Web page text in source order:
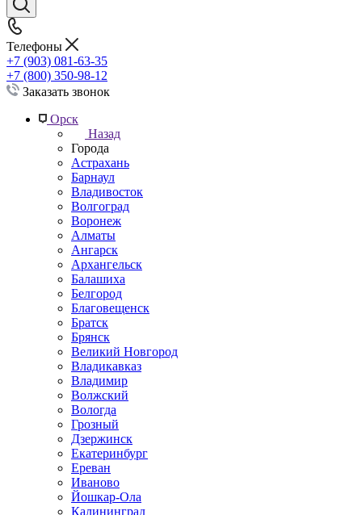
Телефоны
+7 (903) 081-63-35
+7 (800) 350-98-12
Заказать звонок
Орск
Назад
Города
Астрахань
Барнаул
Владивосток
Волгоград
Воронеж
Алматы
Ангарск
Архангельск
Балашиха
Белгород
Благовещенск
Братск
Брянск
Великий Новгород
Владикавказ
Владимир
Волжский
Вологда
Грозный
Дзержинск
Екатеринбург
Ереван
Иваново
Йошкар-Ола
Калининград